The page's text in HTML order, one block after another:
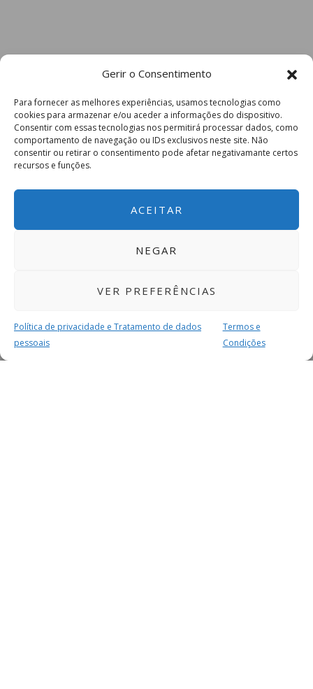
Gerir o Consentimento
Para fornecer as melhores experiências, usamos tecnologias como
cookies para armazenar e/ou aceder a informações do dispositivo.
Consentir com essas tecnologias nos permitirá processar dados, como
comportamento de navegação ou IDs exclusivos neste site. Não
consentir ou retirar o consentimento pode afetar negativamante certos
recursos e funções.
ACEITAR
NEGAR
VER PREFERÊNCIAS
Política de privacidade e Tratamento de dados
pessoais
Termos e
Condições